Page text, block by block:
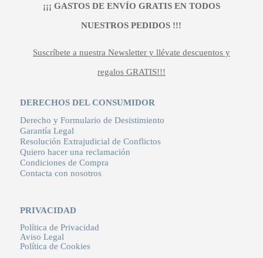
¡¡¡ GASTOS DE ENVÍO GRATIS EN TODOS
NUESTROS PEDIDOS !!!
Suscríbete a nuestra Newsletter y llévate descuentos y
regalos GRATIS!!!
DERECHOS DEL CONSUMIDOR
Derecho y Formulario de Desistimiento
Garantía Legal
Resolución Extrajudicial de Conflictos
Quiero hacer una reclamación
Condiciones de Compra
Contacta con nosotros
PRIVACIDAD
Política de Privacidad
Aviso Legal
Política de Cookies